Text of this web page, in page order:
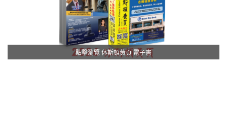
點擊瀏覽 休斯頓黃頁 電子書